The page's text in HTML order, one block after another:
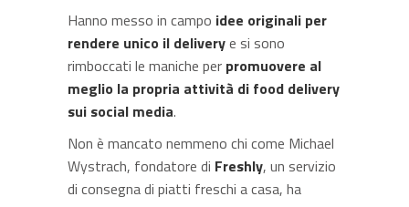
Hanno messo in campo idee originali per
rendere unico il deliverye si sono
rimboccati le maniche per promuovere al
meglio la propria attività di food delivery
sui social media.
Non è mancato nemmeno chi come Michael
Wystrach, fondatore di Freshly, un servizio
di consegna di piatti freschi a casa, ha